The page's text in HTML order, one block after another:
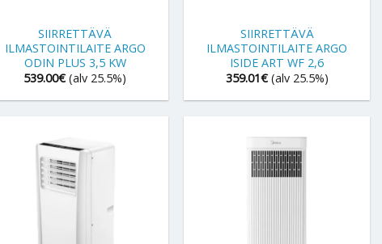
SIIRRETTÄVÄ
ILMASTOINTILAITE ARGO
ODIN PLUS 3,5 KW
539.00€ (alv 25.5%)
SIIRRETTÄVÄ
ILMASTOINTILAITE ARGO
ISIDE ART WF 2,6
359.01€ (alv 25.5%)